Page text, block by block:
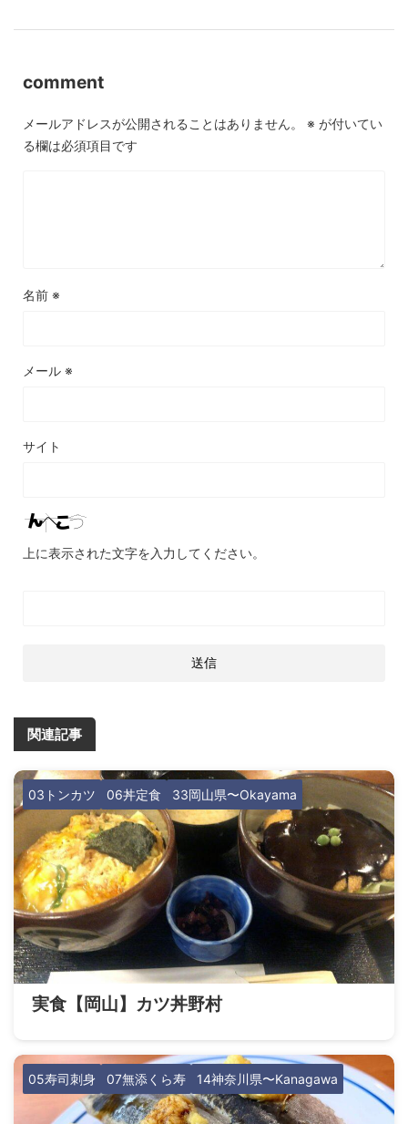
comment
メールアドレスが公開されることはありません。 ※ が付いてい
る欄は必須項目です
名前 ※
メール ※
サイト
上に表示された文字を入力してください。
関連記事
03トンカツ 06丼定食 33岡山県〜Okayama
実食【岡山】カツ丼野村
05寿司刺身 07無添くら寿 14神奈川県〜Kanagawa